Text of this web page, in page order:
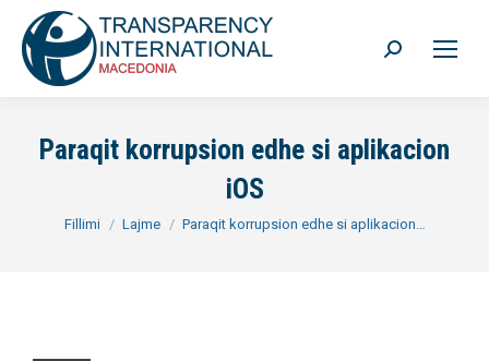
Search:
Paraqit korrupsion edhe si aplikacion
iOS
You are here:
Fillimi Lajme Paraqit korrupsion edhe si aplikacion…